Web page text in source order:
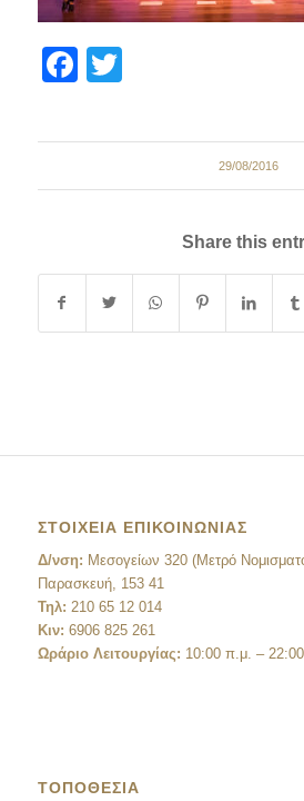
Facebook
29/08/2016
Share this
ΣΤΟΙΧΕΙΑ ΕΠΙΚΟΙΝΩΝΙΑΣ
Δ/νση: Μεσογείων 320 (Μετρό
Παρασκευή, 153 41
Τηλ: 210 65 12 014
Κιν: 6906 825 261
Ωράριο Λειτουργίας: 10:00 π.μ. –
ΤΟΠΟΘΕΣΙΑ